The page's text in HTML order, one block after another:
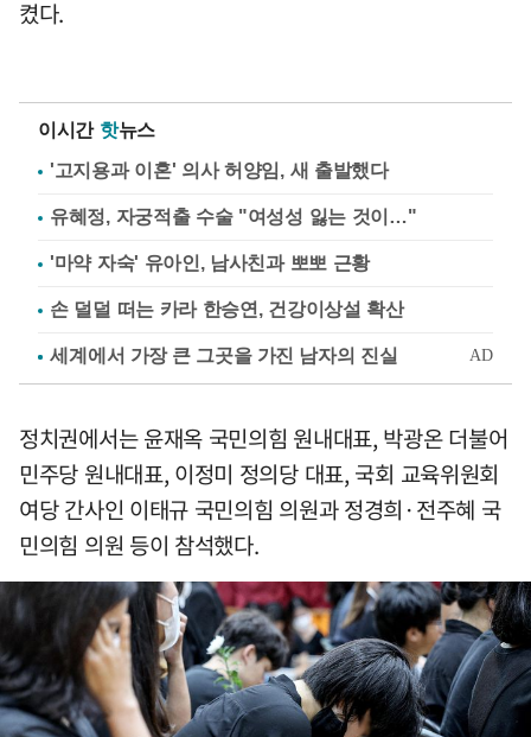
켰다.
이시간 핫뉴스
'고지용과 이혼' 의사 허양임, 새 출발했다
유혜정, 자궁적출 수술 "여성성 잃는 것이…"
'마약 자숙' 유아인, 남사친과 뽀뽀 근황
손 덜덜 떠는 카라 한승연, 건강이상설 확산
정치권에서는 윤재옥 국민의힘 원내대표, 박광온 더불어
민주당 원내대표, 이정미 정의당 대표, 국회 교육위원회
여당 간사인 이태규 국민의힘 의원과 정경희·전주혜 국
민의힘 의원 등이 참석했다.